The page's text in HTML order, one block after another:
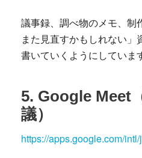
議事録、調べ物のメモ、制
また見直すかもしれない
書いていくようにしていま
5. Google Meet
議）
https://apps.google.com/